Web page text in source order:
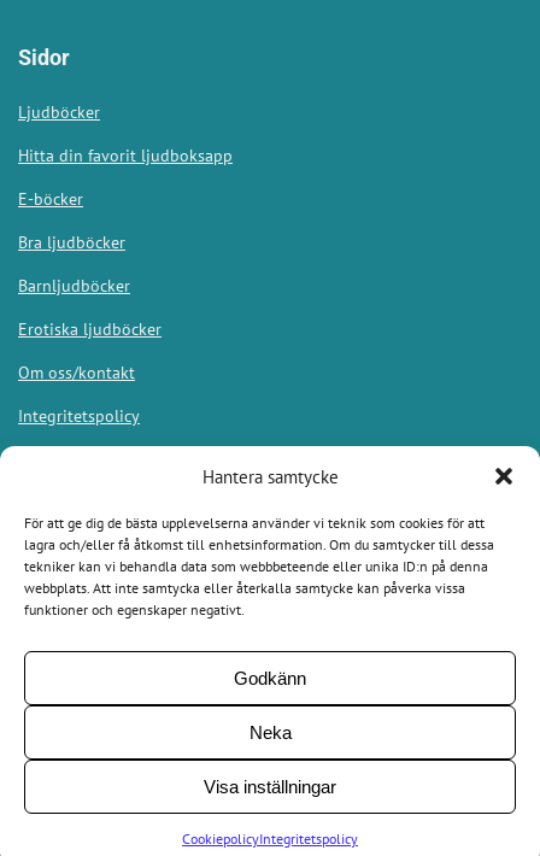
Hantera samtycke
För att ge dig de bästa upplevelserna använder vi teknik som cookies för att
lagra och/eller få åtkomst till enhetsinformation. Om du samtycker till dessa
tekniker kan vi behandla data som webbbeteende eller unika ID:n på denna
webbplats. Att inte samtycka eller återkalla samtycke kan påverka vissa
funktioner och egenskaper negativt.
Godkänn
Neka
Visa inställningar
CookiepolicyIntegritetspolicy
Sidor
Ljudböcker
Hitta din favorit ljudboksapp
E-böcker
Bra ljudböcker
Barnljudböcker
Erotiska ljudböcker
Om oss/kontakt
Integritetspolicy
Appar
Bookbeat
Allaljudbocker.se 2026. Alla rättigheter förbehållna.